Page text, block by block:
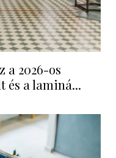
a 2026-os
és a laminá...